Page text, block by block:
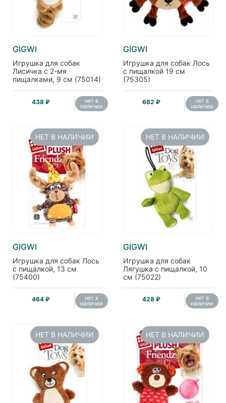
GIGWI
Игрушка для собак
Лисичка с 2-мя
пищалками, 9 см (75014)
438 ₽ нет в
наличии
GIGWI
Игрушка для собак Лось
с пищалкой 19 см
(75305)
682 ₽ нет в
наличии
НЕТ В НАЛИЧИИ
GIGWI
Игрушка для собак Лось
с пищалкой, 13 см
(75400)
464 ₽ нет в
наличии
НЕТ В НАЛИЧИИ
GIGWI
Игрушка для собак
Лягушка с пищалкой, 10
см (75022)
428 ₽ нет в
наличии
НЕТ В НАЛИЧИИ НЕТ В НАЛИЧИИ